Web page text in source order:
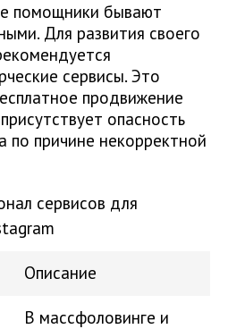
помощники бывают
Для развития своего
сервисы. Это
продвижение
опасность
по причине некорректной
сервисов для
Описание
В массфоловинге и